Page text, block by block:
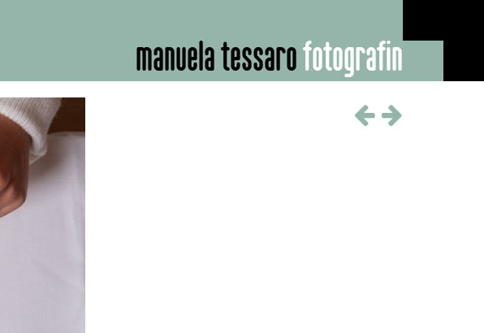
manuela tessarofotografin